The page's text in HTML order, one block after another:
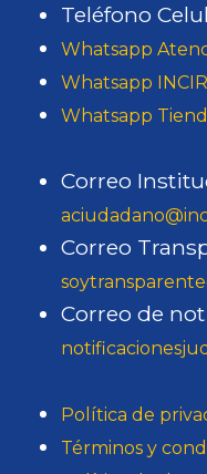
Teléfono
Whatsapp
Whatsapp
Whatsapp
Correo
Correo
Correo de
Política de
Términos y